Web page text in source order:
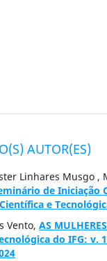
AUTOR(ES)
Linhares Musgo ,
de Iniciação
e
Vento, AS
do IFG: v.